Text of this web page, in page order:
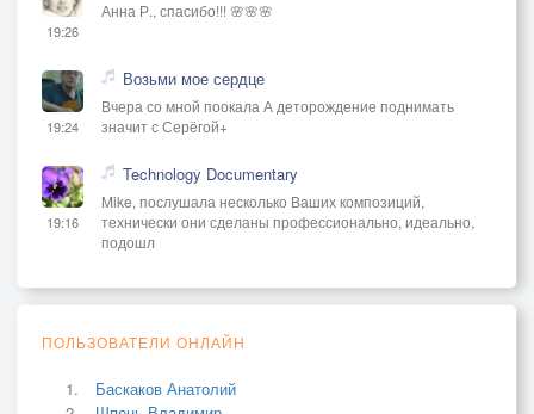
19:26
Анна Р., спасибо!!! 🌸🌸🌸
19:24
Возьми мое сердце
Вчера со мной поокала А деторождение поднимать
значит с Серёгой+
19:16
Technology Documentary
Mike, послушала несколько Ваших композиций,
технически они сделаны профессионально, идеально,
подошл
ПОЛЬЗОВАТЕЛИ ОНЛАЙН
Баскаков Анатолий